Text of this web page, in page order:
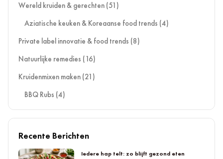
Wereld kruiden & gerechten (51)
Aziatische keuken & Koreaanse food trends (4)
Private label innovatie & food trends (8)
Natuurlijke remedies (16)
Kruidenmixen maken (21)
BBQ Rubs (4)
Recente Berichten
Iedere hap telt: zo blijft gezond eten